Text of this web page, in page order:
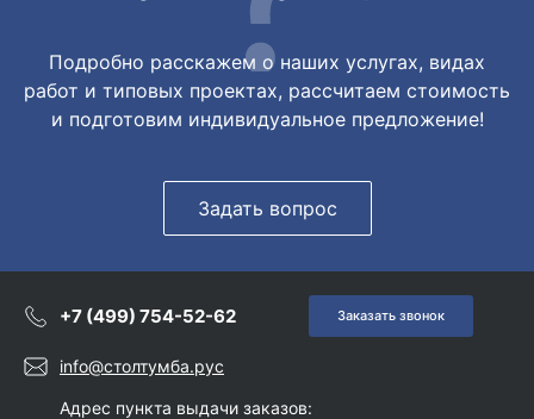
Подробно расскажем о наших услугах, видах
работ и типовых проектах, рассчитаем стоимость
и подготовим индивидуальное предложение!
Задать вопрос
+7 (499) 754-52-62 Заказать звонок
info@столтумба.рус
Адрес пункта выдачи заказов: